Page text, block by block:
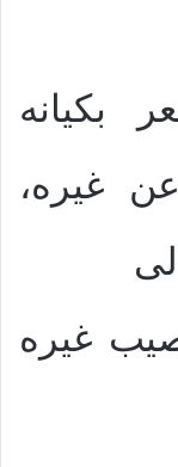
بكيانه
غيره،
غيره